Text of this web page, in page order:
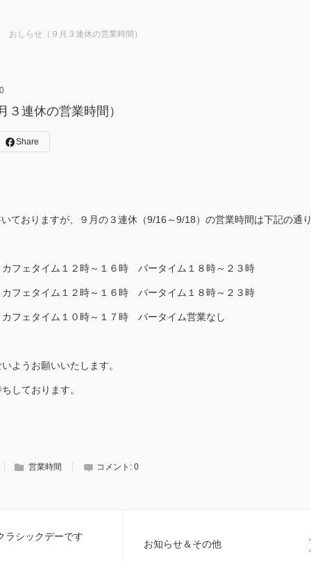
おしらせ（９月３連休の営業時間）
３連休の営業時間）
Share
ておりますが、９月の３連休（9/16～9/18）の営業時間は下記の通
フェタイム１２時～１６時 バータイム１８時～２３時
フェタイム１２時～１６時 バータイム１８時～２３時
フェタイム１０時～１７時 バータイム営業なし
ようお願いいたします。
しております。
営業時間 コメント: 0
ラシックデーです
お知らせ＆その他